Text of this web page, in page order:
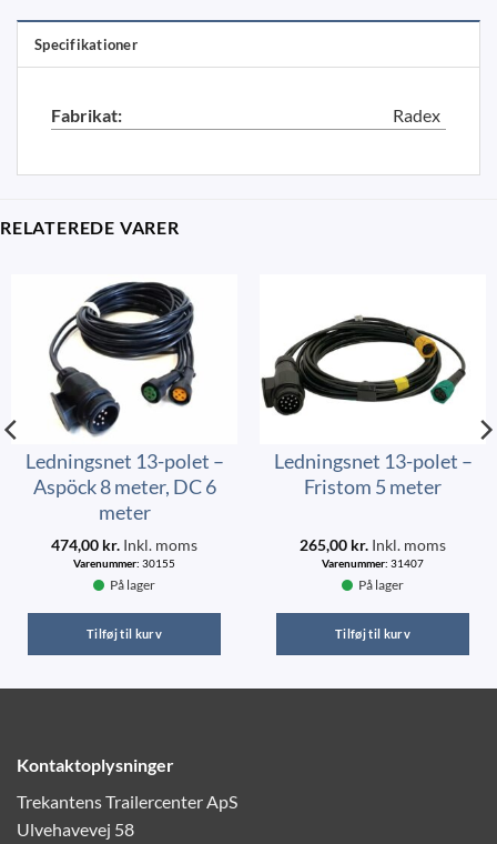
Specifikationer
Fabrikat: Radex
RELATEREDE VARER
Ledningsnet 13-polet –
Aspöck 8 meter, DC 6
meter
474,00 kr. Inkl. moms
Varenummer: 30155
På lager
Tilføj til kurv
Ledningsnet 13-polet –
Fristom 5 meter
265,00 kr. Inkl. moms
Varenummer: 31407
På lager
Tilføj til kurv
Kontaktoplysninger
Trekantens Trailercenter ApS
Ulvehavevej 58